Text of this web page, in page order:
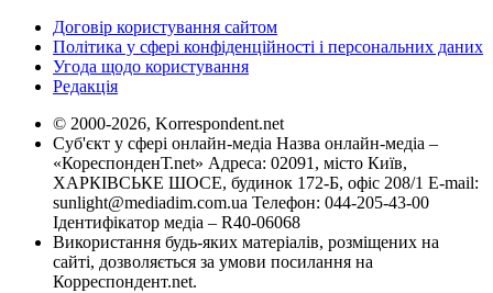
Договір користування сайтом
Політика у сфері конфіденційності і персональних даних
Угода щодо користування
Редакція
© 2000-2026, Korrespondent.net
Суб'єкт у сфері онлайн-медіа Назва онлайн-медіа –
«КореспонденТ.net» Адреса: 02091, місто Київ,
ХАРКІВСЬКЕ ШОСЕ, будинок 172-Б, офіс 208/1 E-mail:
sunlight@mediadim.com.ua Телефон: 044-205-43-00
Ідентифікатор медіа – R40-06068
Використання будь-яких матеріалів, розміщених на
сайті, дозволяється за умови посилання на
Корреспондент.net.